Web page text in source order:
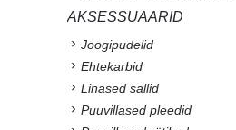
AKSESSUAARID
Joogipudelid
Ehtekarbid
Linased sallid
Puuvillased pleedid